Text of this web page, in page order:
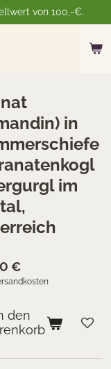
von 100,-€.
in
im
€
den